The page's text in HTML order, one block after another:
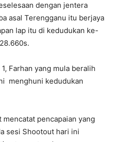
dengan jentera
asal Terengganu itu berjaya
lap itu di kedudukan ke-
Farhan yang mula beralih
menghuni kedudukan
pencapaian yang
sesi Shootout hari ini